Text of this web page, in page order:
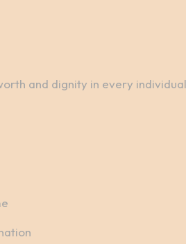
and dignity in every